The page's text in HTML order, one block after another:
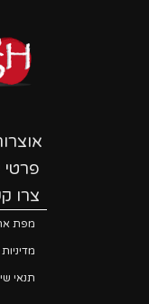
פרטי
צרו
מפת
תנאי